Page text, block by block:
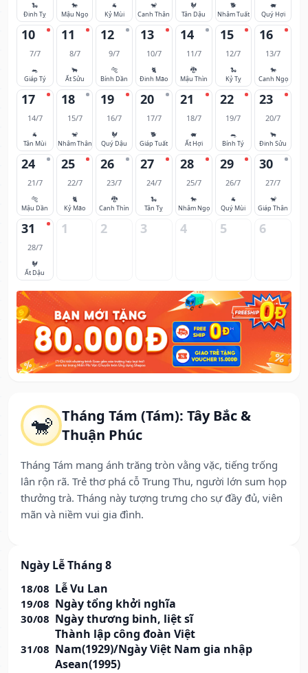
🐒 Tháng Tám (Tám): Tây Bắc &
Thuận Phúc
Tháng Tám mang ánh trăng tròn vằng vặc, tiếng trống
lân rộn rã. Trẻ thơ phá cỗ Trung Thu, người lớn sum họp
thưởng trà. Tháng này tượng trưng cho sự đầy đủ, viên
mãn và niềm vui gia đình.
Ngày Lễ Tháng 8
18/08 Lễ Vu Lan
19/08 Ngày tổng khởi nghĩa
30/08 Ngày thương binh, liệt sĩ
31/08
Thành lập công đoàn Việt
Nam(1929)/Ngày Việt Nam gia nhập
Asean(1995)
🐍
Đinh Tỵ
🐎
Mậu Ngọ
🐐
Kỷ Mùi
🐒
Canh Thân
🐓
Tân Dậu
🐕
Nhâm Tuất
🐖
Quý Hợi
10
7/7
🐀
Giáp Tý
11
8/7
🐂
Ất Sửu
12
9/7
🐅
Bính Dần
13
10/7
🐈
Đinh Mão
14
11/7
🐉
Mậu Thìn
15
12/7
🐍
Kỷ Tỵ
16
13/7
🐎
Canh Ngọ
17
14/7
🐐
Tân Mùi
18
15/7
🐒
Nhâm Thân
19
16/7
🐓
Quý Dậu
20
17/7
🐕
Giáp Tuất
21
18/7
🐖
Ất Hợi
22
19/7
🐀
Bính Tý
23
20/7
🐂
Đinh Sửu
24
21/7
🐅
Mậu Dần
25
22/7
🐈
Kỷ Mão
26
23/7
🐉
Canh Thìn
27
24/7
🐍
Tân Tỵ
28
25/7
🐎
Nhâm Ngọ
29
26/7
🐐
Quý Mùi
30
27/7
🐒
Giáp Thân
31
28/7
🐓
Ất Dậu
1 2 3 4 5 6